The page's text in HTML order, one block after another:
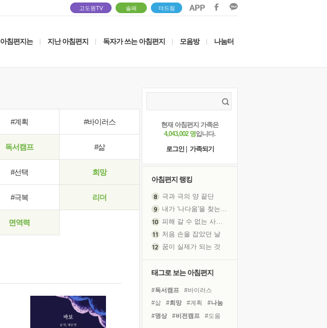
고도원TV 솔패 더드림
아침편지는 지난 아침편지 독자가 쓰는 아침편지 모음방 나눔터
#계획 #바이러스
독서캠프 #삶
#선택 희망
#극복 리더
면역력
현재 아침편지 가족은
4,043,002 명입니다.
로그인
가족되기
아침편지 랭킹
극과 극의 양 끝단
내가 '나다움'을 찾는 길
피해 갈 수 없는 사건들
처음 손을 잡았던 날
꿈이 실제가 되는 것
졸업식 사진을 보며
태그로 보는 아침편지
#독서캠프
#바이러스
#삶
#희망 #계획
#나눔
#명상
#비전캠프
#도움